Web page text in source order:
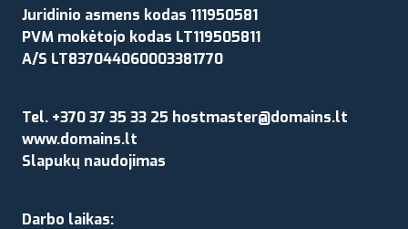
Juridinio asmens kodas 111950581
PVM mokėtojo kodas LT119505811
A/S LT837044060003381770
Tel. +370 37 35 33 25 hostmaster@domains.lt
www.domains.lt
Slapukų naudojimas
Darbo laikas: